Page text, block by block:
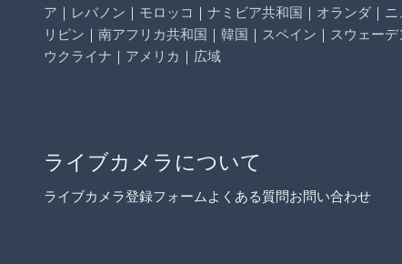
ア ｜ レバノン ｜ モロッコ ｜ ナミビア共和国 ｜ オランダ ｜
リピン ｜ 南アフリカ共和国 ｜ 韓国 ｜ スペイン ｜ スウェーデ
ウクライナ ｜ アメリカ ｜ 広域
ライブカメラについて
ライブカメラ登録フォームよくある質問お問い合わせ